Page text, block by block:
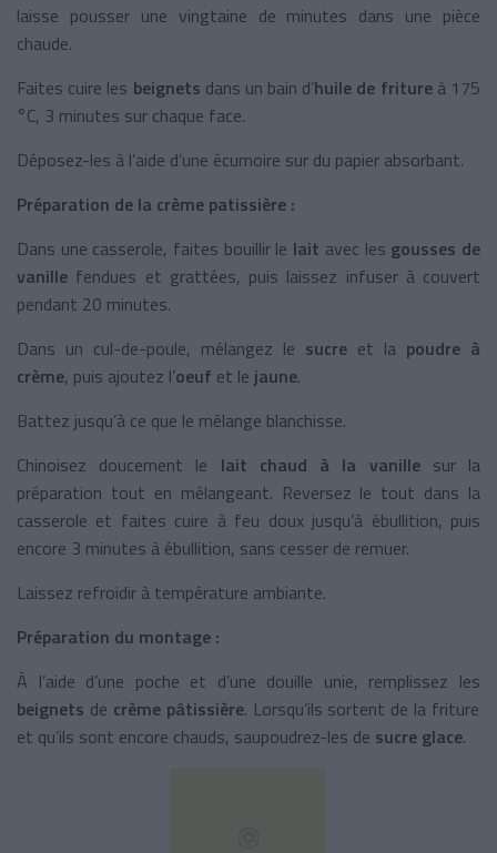
laisse pousser une vingtaine de minutes dans une pièce
chaude.
Faites cuire les beignets dans un bain d’huile de fritureà 175
°C, 3 minutes sur chaque face.
Déposez-les à l’aide d’une écumoire sur du papier absorbant.
Préparation de la crème patissière :
Dans une casserole, faites bouillir le lait avec les gousses de
vanille fendues et grattées, puis laissez infuser à couvert
pendant 20 minutes.
Dans un cul-de-poule, mélangez le sucre et la poudre à
crème, puis ajoutez l’oeuf et le jaune.
Battez jusqu’à ce que le mélange blanchisse.
Chinoisez doucement le lait chaud à la vanille sur la
préparation tout en mélangeant. Reversez le tout dans la
casserole et faites cuire à feu doux jusqu’à ébullition, puis
encore 3 minutes à ébullition, sans cesser de remuer.
Laissez refroidir à température ambiante.
Préparation du montage :
À l’aide d’une poche et d’une douille unie, remplissez les
beignets de crème pâtissière. Lorsqu’ils sortent de la friture
et qu’ils sont encore chauds, saupoudrez-les de sucre glace.